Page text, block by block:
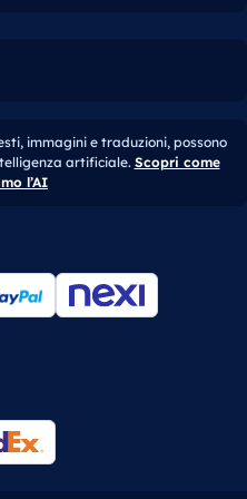
immagini e traduzioni, possono
artificiale. Scopri come
l’AI